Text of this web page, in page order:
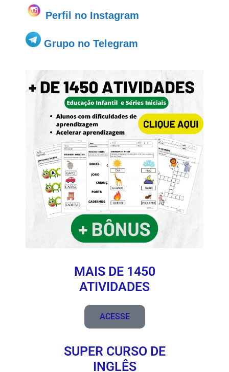
Perfil no Instagram
Grupo no Telegram
MAIS DE 1450
ATIVIDADES
ACESSE
SUPER CURSO DE
INGLÊS